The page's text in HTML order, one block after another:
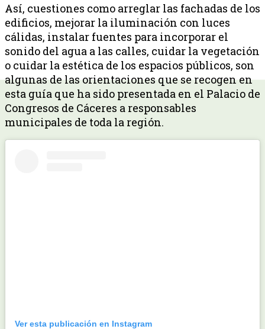
Así, cuestiones como arreglar las fachadas de los
edificios, mejorar la iluminación con luces
cálidas, instalar fuentes para incorporar el
sonido del agua a las calles, cuidar la vegetación
o cuidar la estética de los espacios públicos, son
algunas de las orientaciones que se recogen en
esta guía que ha sido presentada en el Palacio de
Congresos de Cáceres a responsables
municipales de toda la región.
Ver esta publicación en Instagram